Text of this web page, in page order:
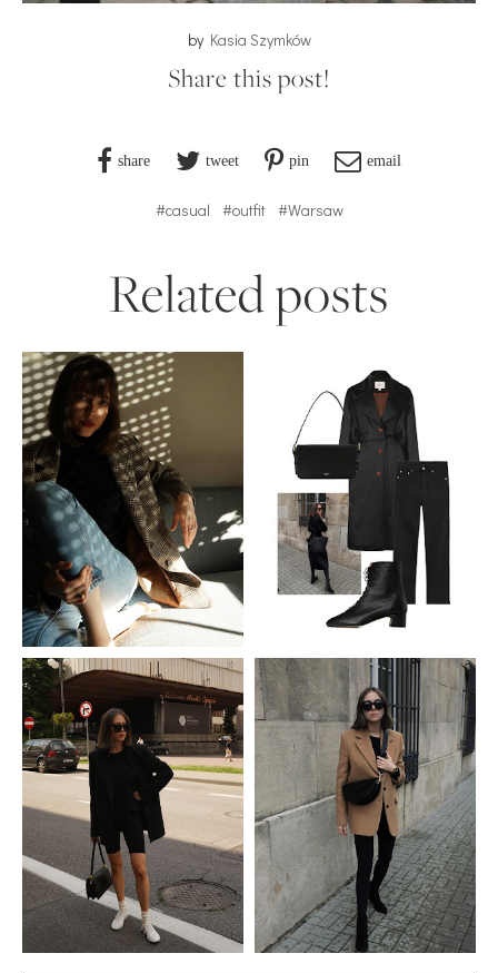
by Kasia Szymków
Share this post!
share tweet pin email
#casual #outfit #Warsaw
Related posts